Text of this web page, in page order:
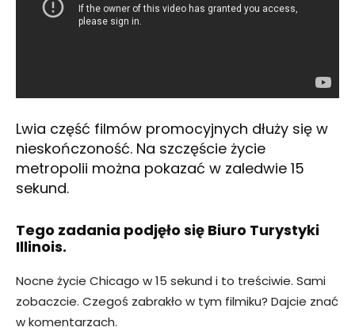
Lwia część filmów promocyjnych dłuży się w
nieskończoność. Na szczęście życie
metropolii można pokazać w zaledwie 15
sekund.
Tego zadania podjęło się Biuro Turystyki
Illinois.
Nocne życie Chicago w 15 sekund i to treściwie. Sami
zobaczcie. Czegoś zabrakło w tym filmiku? Dajcie znać
w komentarzach.